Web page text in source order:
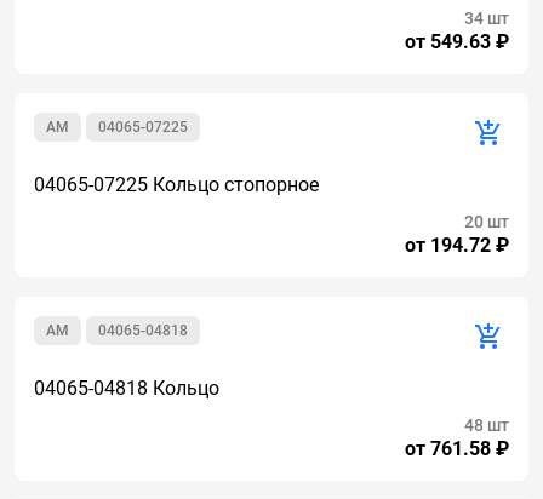
от 549.63 ₽
34 шт
04065-07225
AM
04065-07225 Кольцо стопорное
от 194.72 ₽
20 шт
04065-04818
AM
04065-04818 Кольцо
от 761.58 ₽
48 шт